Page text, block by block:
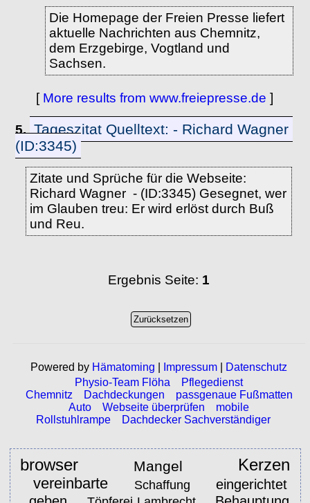
Die Homepage der Freien Presse liefert
aktuelle Nachrichten aus Chemnitz,
dem Erzgebirge, Vogtland und
Sachsen.
[ More results from www.freiepresse.de ]
5. Tageszitat Quelltext: - Richard Wagner
(ID:3345)
Zitate und Sprüche für die Webseite:
Richard Wagner - (ID:3345) Gesegnet, wer
im Glauben treu: Er wird erlöst durch Buß
und Reu.
Ergebnis Seite: 1
Powered by Hämatoming Impressum
Datenschutz
Physio-Team Flöha
Pflegedienst
Chemnitz
Dachdeckungen
passgenaue Fußmatten
Auto
Webseite überprüfen
mobile
Rollstuhlrampe
Dachdecker Sachverständiger
browser Mangel Kerzen
vereinbarte Schaffung
eingerichtet